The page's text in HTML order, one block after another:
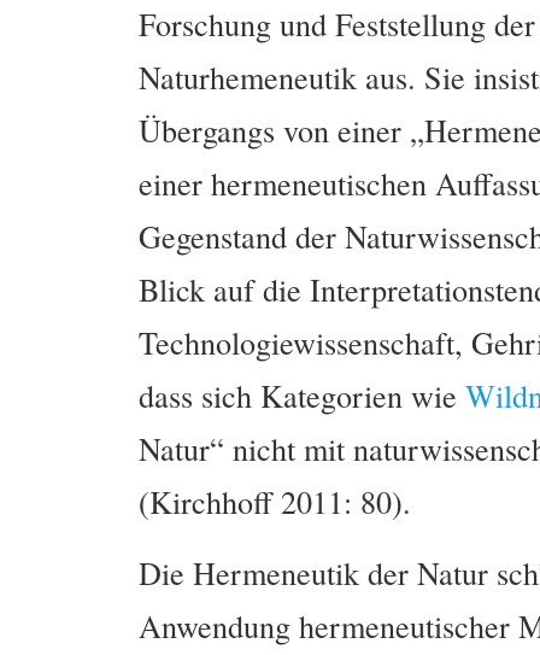
Forschung und Feststellung
Naturhemeneutik aus. Sie
Übergangs von einer
einer hermeneutischen
Gegenstand der
Blick auf die
Technologiewissenschaft,
dass sich Kategorien wie
Natur“ nicht mit
(Kirchhoff 2011: 80).
Die Hermeneutik der Natur
Anwendung hermeneutischer